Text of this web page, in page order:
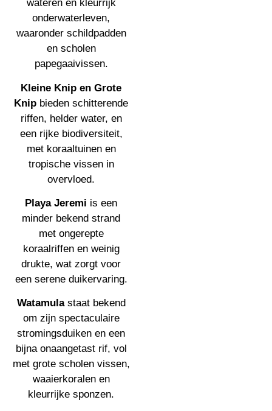
wateren en kleurrijk
onderwaterleven,
waaronder schildpadden
en scholen
papegaaivissen.
Kleine Knip en Grote
Knip bieden schitterende
riffen, helder water, en
een rijke biodiversiteit,
met koraaltuinen en
tropische vissen in
overvloed.
Playa Jeremi is een
minder bekend strand
met ongerepte
koraalriffen en weinig
drukte, wat zorgt voor
een serene duikervaring.
Watamulastaat bekend
om zijn spectaculaire
stromingsduiken en een
bijna onaangetast rif, vol
met grote scholen vissen,
waaierkoralen en
kleurrijke sponzen.